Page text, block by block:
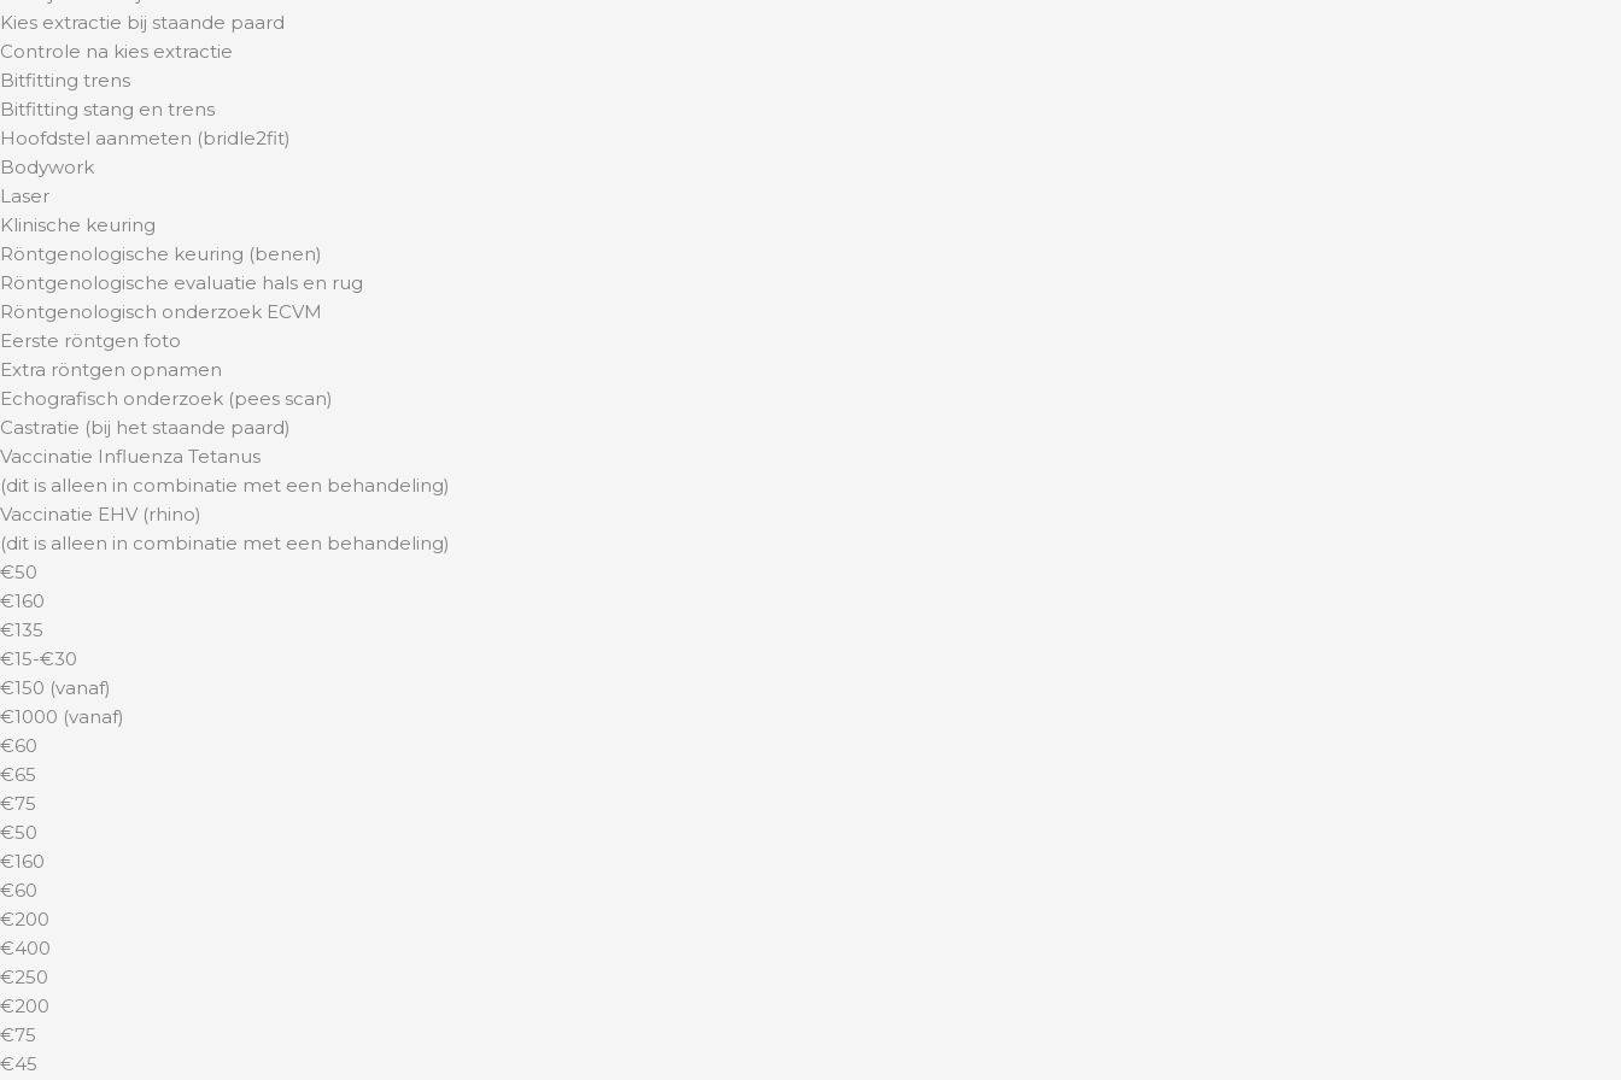
Kies extractie bij staande paard
Controle na kies extractie
Bitfitting trens
Bitfitting stang en trens
Hoofdstel aanmeten (bridle2fit)
Bodywork
Laser
Klinische keuring
Röntgenologische keuring (benen)
Röntgenologische evaluatie hals en rug
Röntgenologisch onderzoek ECVM
Eerste röntgen foto
Extra röntgen opnamen
Echografisch onderzoek (pees scan)
Castratie (bij het staande paard)
Vaccinatie Influenza Tetanus
(dit is alleen in combinatie met een behandeling)
Vaccinatie EHV (rhino)
(dit is alleen in combinatie met een behandeling)
€50
€160
€135
€15-€30
€150 (vanaf)
€1000 (vanaf)
€60
€65
€75
€50
€160
€60
€200
€400
€250
€200
€75
€45